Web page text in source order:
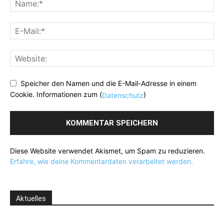
Speicher den Namen und die E-Mail-Adresse in einem
Cookie. Informationen zum (Datenschutz)
Diese Website verwendet Akismet, um Spam zu reduzieren.
Erfahre, wie deine Kommentardaten verarbeitet werden.
Aktuelles